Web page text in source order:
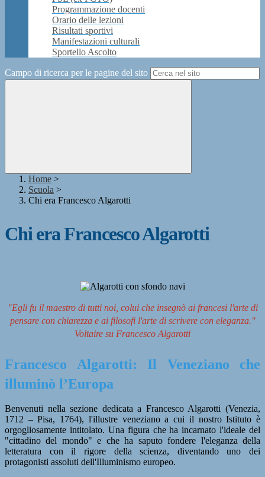
Programmazione docenti
Orario delle lezioni
Risultati sportivi
Manifestazioni culturali
Sportello Ascolto
Campo di ricerca per le pagine del sito
Home >
Scuola >
Chi era Francesco Algarotti
Chi era Francesco Algarotti
"Egli fu il maestro di tutti noi, colui che insegnò ai francesi l'arte di
pensare con chiarezza e ai filosofi l'arte di scrivere con eleganza."
Voltaire su Francesco Algarotti
Francesco Algarotti: Il Veneziano che
illuminò l’Europa
Benvenuti nella sezione dedicata a Francesco Algarotti(Venezia,
1712 – Pisa, 1764), l'illustre veneziano a cui il nostro Istituto è
orgogliosamente intitolato. Una figura che ha incarnato l'ideale del
"cittadino del mondo" e che ha saputo fondere l'eleganza della
letteratura con il rigore della scienza, diventando uno dei
protagonisti assoluti dell'Illuminismo europeo.